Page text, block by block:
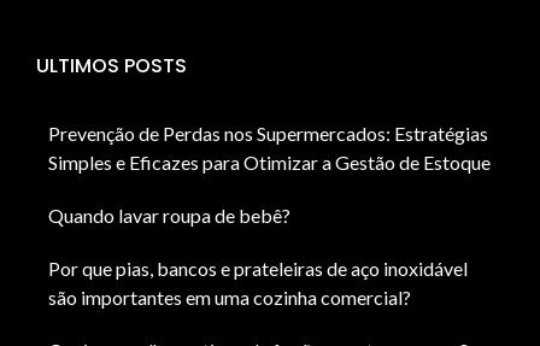
ULTIMOS POSTS
Prevenção de Perdas nos Supermercados: Estratégias
Simples e Eficazes para Otimizar a Gestão de Estoque
Quando lavar roupa de bebê?
Por que pias, bancos e prateleiras de aço inoxidável
são importantes em uma cozinha comercial?